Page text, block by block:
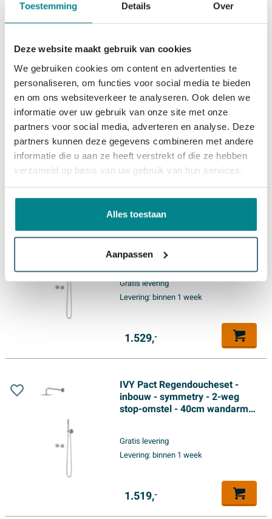
Toestemming Details Over
Deze website maakt gebruik van cookies
We gebruiken cookies om content en advertenties te
personaliseren, om functies voor social media te bieden
en om ons websiteverkeer te analyseren. Ook delen we
informatie over uw gebruik van onze site met onze
partners voor social media, adverteren en analyse. Deze
partners kunnen deze gegevens combineren met andere
informatie die u aan ze heeft verstrekt of die ze hebben
verzameld op basis van uw gebruik van hun services.
Alles toestaan
Aanpassen
1.709,-
IVY Pact Regendoucheset -
inbouw - symmetry - 2-weg
stop-omstel - 40cm wandarm -
30cm slim hoofddouche -
glijstang met uitlaat - 150cm
doucheslang - satin spray
handdouche - Chroom
Gratis levering
Levering: binnen 1 week
inbouw - symmetry - 2-weg
stop-omstel - 15cm
plafondbuis - 25cm medium
hoofddouche - houder met
uitlaat - 150cm doucheslang -
satin spray handdouche -
Gratis levering
Levering:binnen 1 week
1.529,-
IVY Pact Regendoucheset -
inbouw - symmetry - 2-weg
stop-omstel - 40cm wandarm -
doucheslang - 3-standen
handdouche - Chroom
Gratis levering
Levering:binnen 1 week
1.519,-